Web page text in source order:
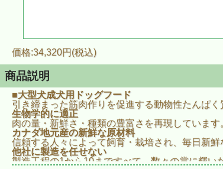
価格:34,320円(税込)
商品説明
■大型犬成犬用ドッグフード
引き締まった筋肉作りを促進する動物性たんぱ
生物学的に適正
肉の量・新鮮さ・種類の豊富さを再現していま
カナダ地元産の新鮮な原材料
信頼する人々によって飼育・栽培され、毎日新
他社に製造を任せない
製造工程の1から10まですべて、数々の賞に輝い